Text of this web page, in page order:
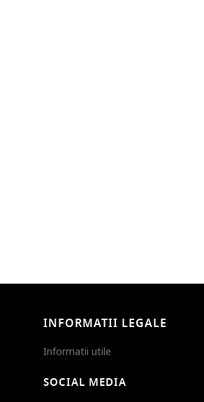
INFORMATII LEGALE
Informatii utile
SOCIAL MEDIA